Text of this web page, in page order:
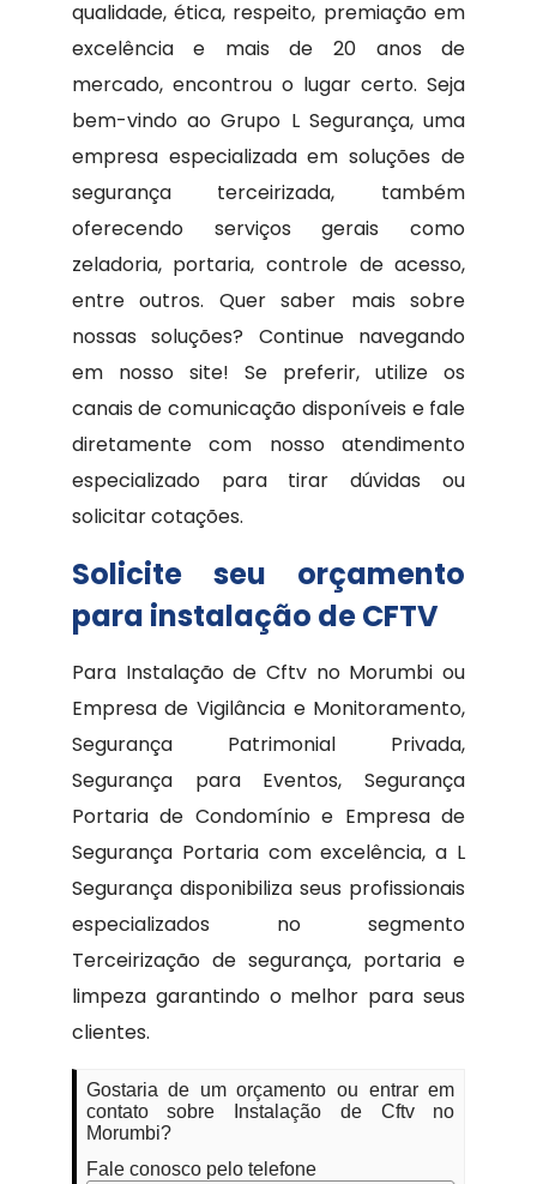
qualidade, ética, respeito, premiação em
excelência e mais de 20 anos de
mercado, encontrou o lugar certo. Seja
bem-vindo ao Grupo L Segurança, uma
empresa especializada em soluções de
segurança terceirizada, também
oferecendo serviços gerais como
zeladoria, portaria, controle de acesso,
entre outros. Quer saber mais sobre
nossas soluções? Continue navegando
em nosso site! Se preferir, utilize os
canais de comunicação disponíveis e fale
diretamente com nosso atendimento
especializado para tirar dúvidas ou
solicitar cotações.
Solicite seu orçamento
para instalação de CFTV
Para Instalação de Cftv no Morumbi ou
Empresa de Vigilância e Monitoramento,
Segurança Patrimonial Privada,
Segurança para Eventos, Segurança
Portaria de Condomínio e Empresa de
Segurança Portaria com excelência, a L
Segurança disponibiliza seus profissionais
especializados no segmento
Terceirização de segurança, portaria e
limpeza garantindo o melhor para seus
clientes.
Gostaria de um orçamento ou entrar em
contato sobre Instalação de Cftv no
Morumbi?
Fale conosco pelo telefone